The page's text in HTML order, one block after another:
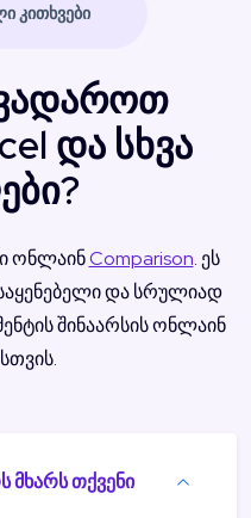
ᲙᲘᲗᲮᲕᲔᲑᲘ
და სხვა
ონლაინComparison. ეს
და სრულიად
შინაარსის ონლაინ
თქვენი